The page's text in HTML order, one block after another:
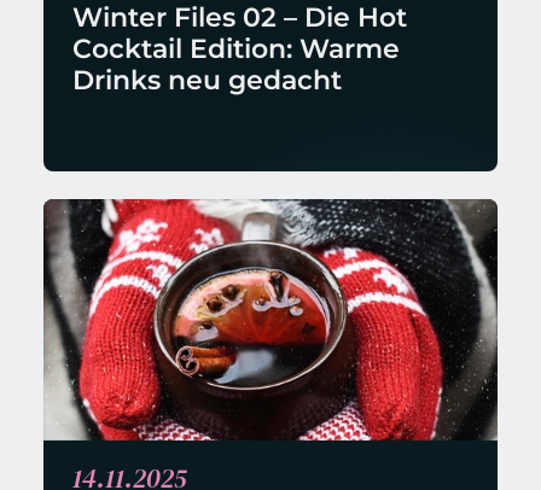
Winter Files 02 – Die Hot
Cocktail Edition: Warme
Drinks neu gedacht
14.11.2025